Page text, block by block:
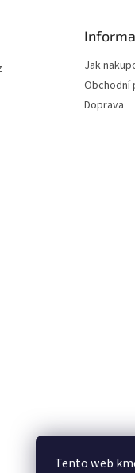
Tento web
Jak
Obchodní
Doprava